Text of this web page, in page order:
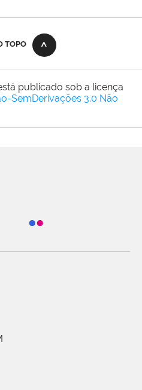
TOPO
publicado sob a licença
SemDerivações 3.0 Não